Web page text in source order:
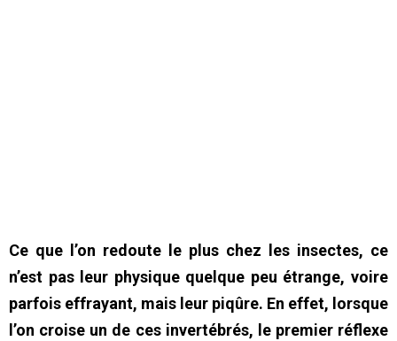
Ce que l’on redoute le plus chez les insectes, ce
n’est pas leur physique quelque peu étrange, voire
parfois effrayant, mais leur piqûre. En effet, lorsque
l’on croise un de ces invertébrés, le premier réflexe